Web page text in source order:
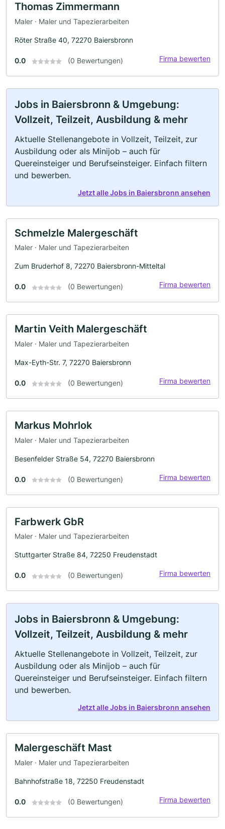
Thomas Zimmermann
Maler · Maler und Tapezierarbeiten
Röter Straße 40, 72270 Baiersbronn
0.0 (0 Bewertungen) Firma bewerten
Jobs in Baiersbronn & Umgebung:
Vollzeit, Teilzeit, Ausbildung & mehr
Aktuelle Stellenangebote in Vollzeit, Teilzeit, zur
Ausbildung oder als Minijob – auch für
Quereinsteiger und Berufseinsteiger. Einfach filtern
und bewerben.
Jetzt alle Jobs in Baiersbronn ansehen
Schmelzle Malergeschäft
Maler · Maler und Tapezierarbeiten
Zum Bruderhof 8, 72270 Baiersbronn-Mitteltal
0.0 (0 Bewertungen) Firma bewerten
Martin Veith Malergeschäft
Maler · Maler und Tapezierarbeiten
Max-Eyth-Str. 7, 72270 Baiersbronn
0.0 (0 Bewertungen) Firma bewerten
Markus Mohrlok
Maler · Maler und Tapezierarbeiten
Besenfelder Straße 54, 72270 Baiersbronn
0.0 (0 Bewertungen) Firma bewerten
Farbwerk GbR
Maler · Maler und Tapezierarbeiten
Stuttgarter Straße 84, 72250 Freudenstadt
0.0 (0 Bewertungen) Firma bewerten
Jobs in Baiersbronn & Umgebung:
Vollzeit, Teilzeit, Ausbildung & mehr
Aktuelle Stellenangebote in Vollzeit, Teilzeit, zur
Ausbildung oder als Minijob – auch für
Quereinsteiger und Berufseinsteiger. Einfach filtern
und bewerben.
Jetzt alle Jobs in Baiersbronn ansehen
Malergeschäft Mast
Maler · Maler und Tapezierarbeiten
Bahnhofstraße 18, 72250 Freudenstadt
0.0 (0 Bewertungen) Firma bewerten